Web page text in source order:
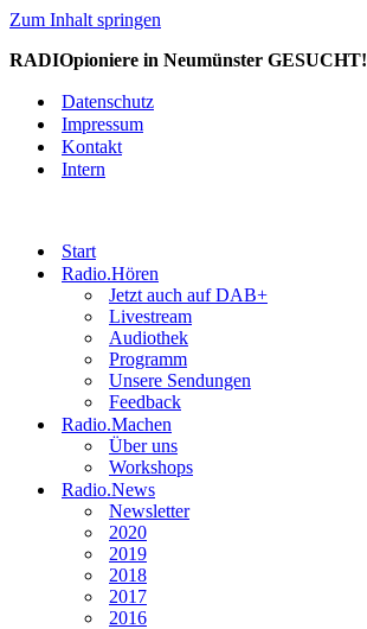
Zum Inhalt springen
RADIOpioniere in Neumünster GESUCHT!
Datenschutz
Impressum
Kontakt
Intern
Start
Radio.Hören
Jetzt auch auf DAB+
Livestream
Audiothek
Programm
Unsere Sendungen
Feedback
Radio.Machen
Über uns
Workshops
Radio.News
Newsletter
2020
2019
2018
2017
2016